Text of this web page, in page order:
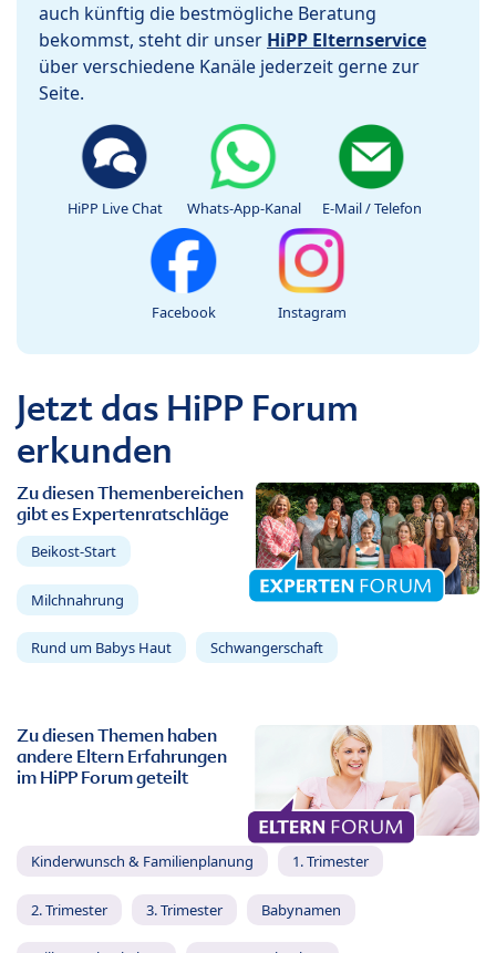
auch künftig die bestmögliche Beratung
bekommst, steht dir unser HiPP Elternservice
über verschiedene Kanäle jederzeit gerne zur
Seite.
HiPP Live Chat Whats-App-Kanal E-Mail / Telefon
Facebook Instagram
Jetzt das HiPP Forum
erkunden
Zu diesen Themenbereichen
gibt es Expertenratschläge
Beikost-Start
Milchnahrung
Rund um Babys Haut Schwangerschaft
Zu diesen Themen haben
andere Eltern Erfahrungen
im HiPP Forum geteilt
Kinderwunsch & Familienplanung 1. Trimester
2. Trimester 3. Trimester Babynamen